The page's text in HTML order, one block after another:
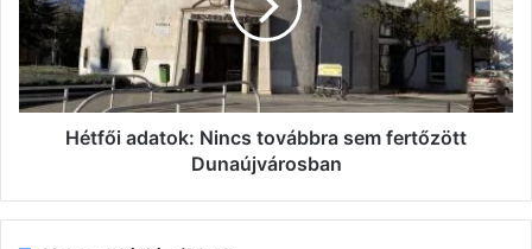
sem
fertőzött
Dunaújvárosban
Hétfői adatok: Nincs továbbra sem fertőzött
Dunaújvárosban